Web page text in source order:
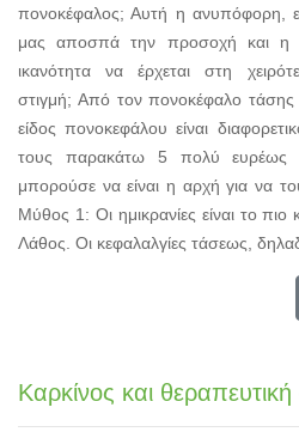
πονοκέφαλος; Αυτή η ανυπόφορη,
μας αποσπά την προσοχή και η
ικανότητα να έρχεται στη
στιγμή; Από τον πονοκέφαλο τάσης
είδος πονοκεφάλου είναι
τους παρακάτω 5 πολύ ευρέως
μπορούσε να είναι η αρχή για να
Μύθος 1: Οι ημικρανίες είναι το
Λάθος. Οι κεφαλαλγίες τάσεως,
Καρκίνος και